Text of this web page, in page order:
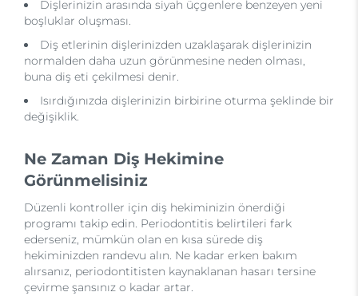
Dişlerinizin arasında siyah üçgenlere benzeyen yeni
boşluklar oluşması.
Diş etlerinin dişlerinizden uzaklaşarak dişlerinizin
normalden daha uzun görünmesine neden olması,
buna diş eti çekilmesi denir.
Isırdığınızda dişlerinizin birbirine oturma şeklinde bir
değişiklik.
Ne Zaman Diş Hekimine
Görünmelisiniz
Düzenli kontroller için diş hekiminizin önerdiği
programı takip edin. Periodontitis belirtileri fark
ederseniz, mümkün olan en kısa sürede diş
hekiminizden randevu alın. Ne kadar erken bakım
alırsanız, periodontitisten kaynaklanan hasarı tersine
çevirme şansınız o kadar artar.